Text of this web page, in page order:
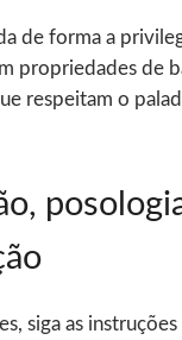
de forma a
propriedades de
respeitam o
siga as instruções